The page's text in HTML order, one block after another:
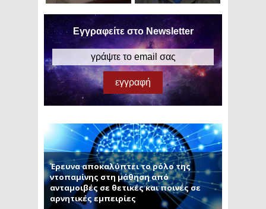
Εγγραφείτε στο Newsletter
Έρευνα αποκαλύπτει το ρόλο της
ντοπαμίνης στη μάθηση από
ανταμοιβές σε θετικές και ποινές σε
αρνητικές εμπειρίες